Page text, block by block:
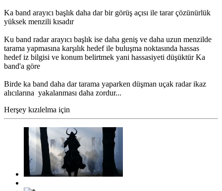
Ka band arayıcı başlık daha dar bir görüş açısı ile tarar çözünürlük
yüksek menzili kısadır
Ku band radar arayıcı başlık ise daha geniş ve daha uzun menzilde
tarama yapmasına karşılık hedef ile buluşma noktasında hassas
hedef iz bilgisi ve konum belirtmek yani hassasiyeti düşüktür Ka
band'a göre
Birde ka band daha dar tarama yaparken düşman uçak radar ikaz
alıcılarına yakalanması daha zordur...
Herşey kızılelma için